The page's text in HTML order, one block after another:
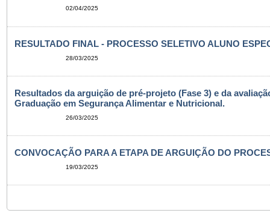
02/04/2025
RESULTADO FINAL - PROCESSO SELETIVO ALUNO
28/03/2025
Resultados da arguição de pré-projeto (Fase 3) e da
Graduação em Segurança Alimentar e Nutricional.
26/03/2025
CONVOCAÇÃO PARA A ETAPA DE ARGUIÇÃO DO
19/03/2025